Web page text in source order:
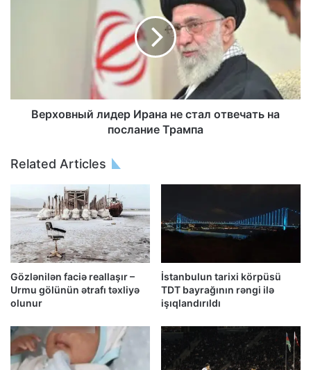
Верховный лидер Ирана не стал отвечать на
послание Трампа
Related Articles
Gözlənilən faciə reallaşır –
Urmu gölünün ətrafı təxliyə
olunur
İstanbulun tarixi körpüsü
TDT bayrağının rəngi ilə
işıqlandırıldı